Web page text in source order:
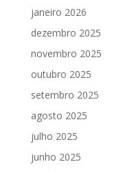
janeiro 2026
dezembro 2025
novembro 2025
outubro 2025
setembro 2025
agosto 2025
julho 2025
junho 2025